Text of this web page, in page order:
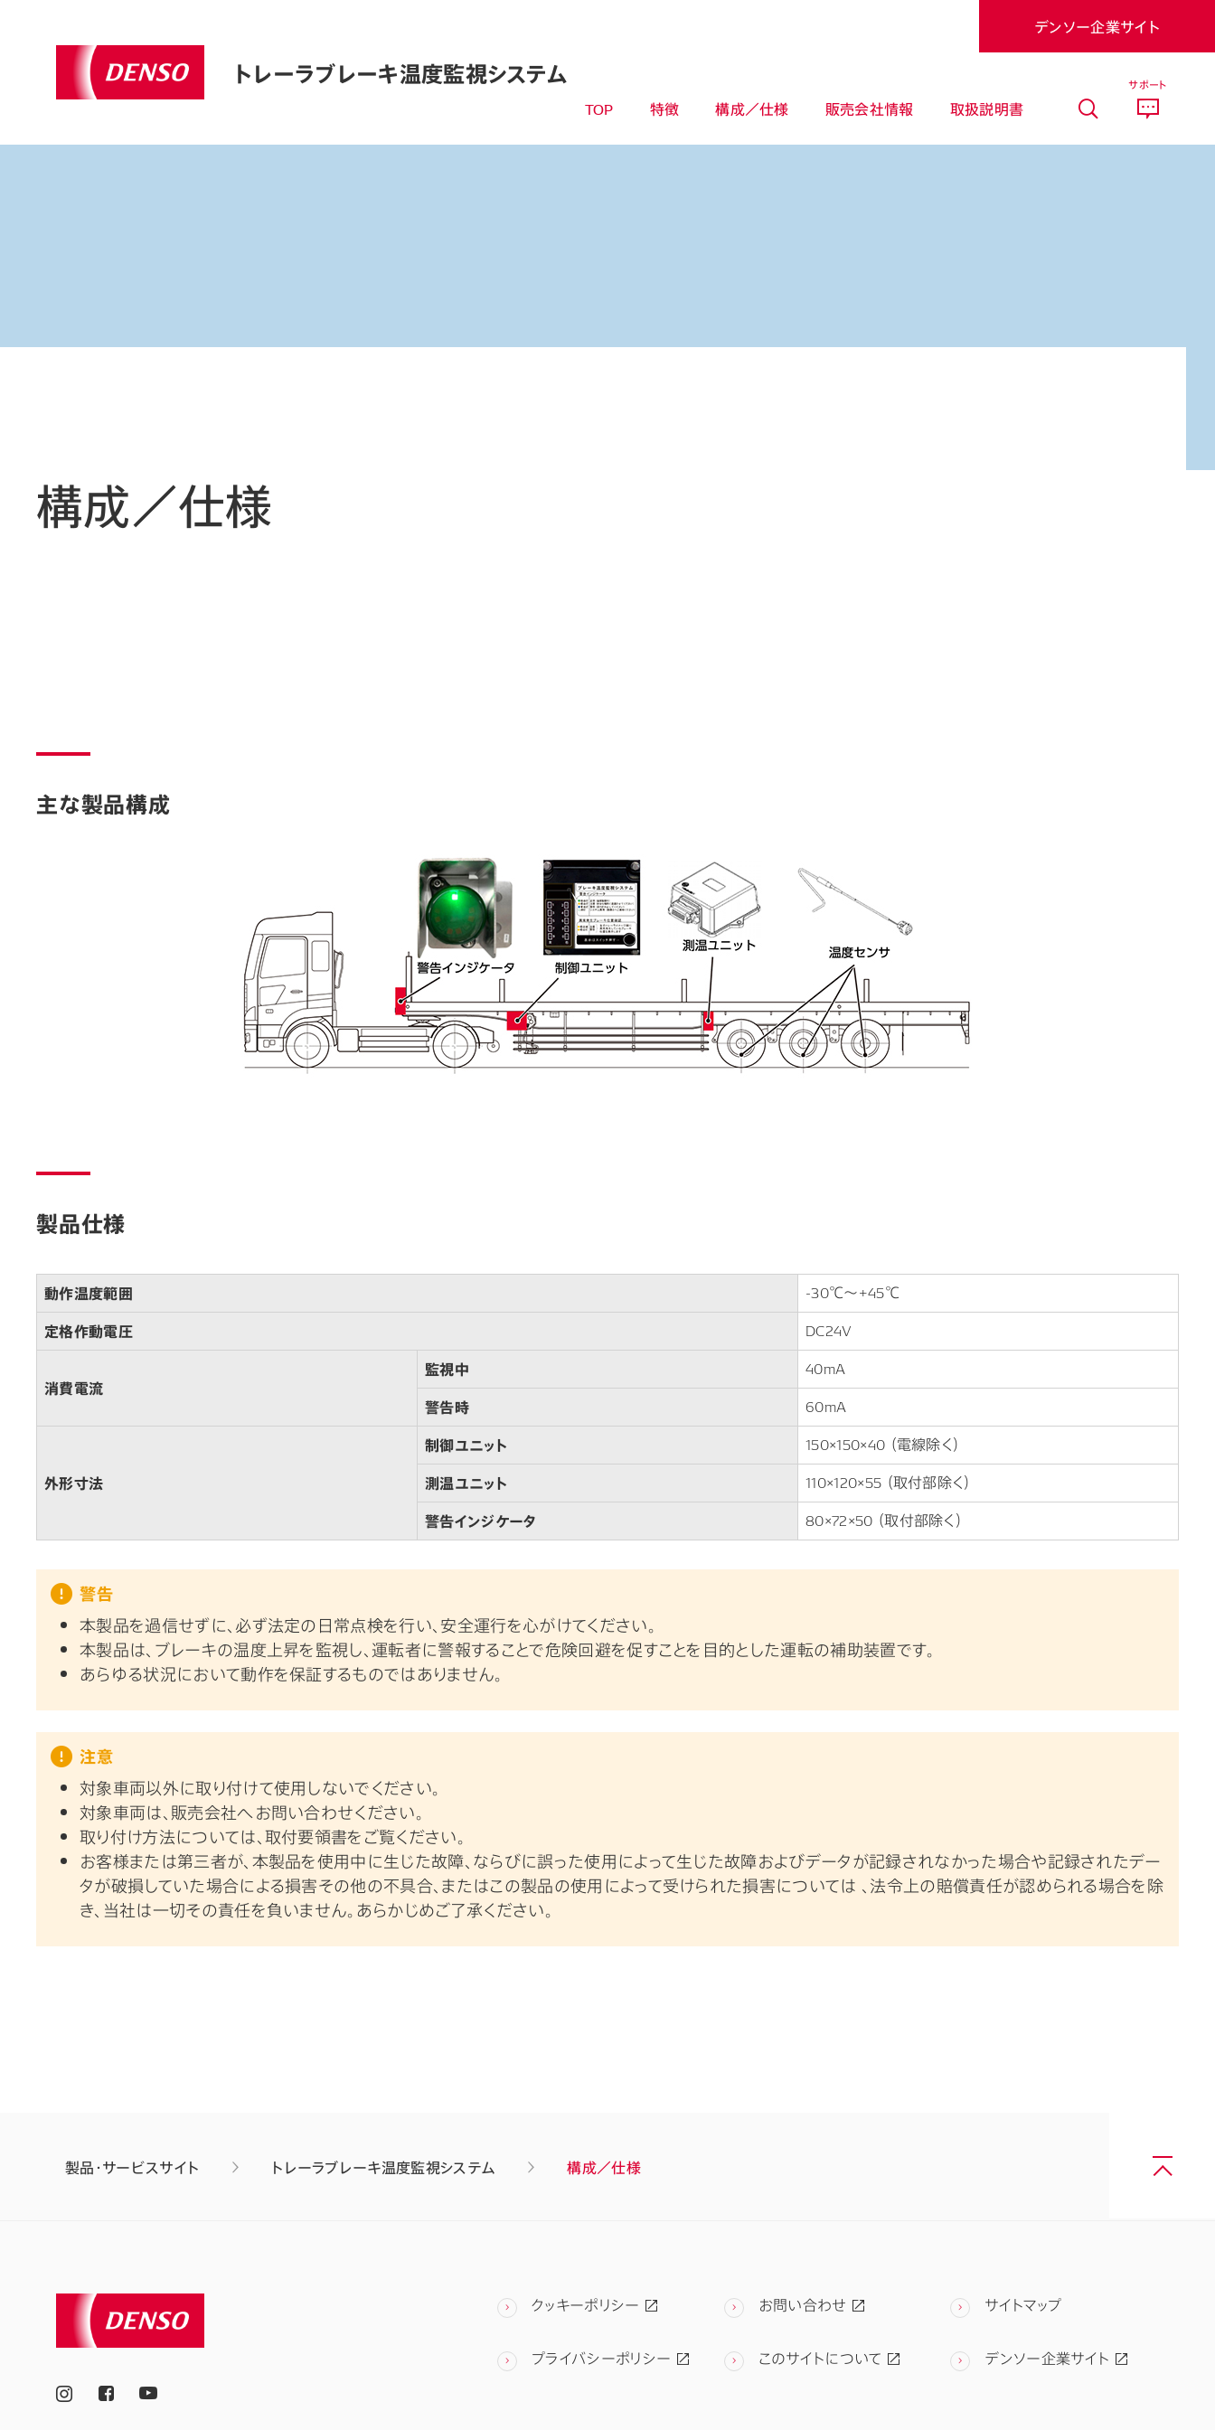
トレーラブレーキ温度監視システム
デンソー企業サイト
TOP 特徴 構成／仕様 販売会社情報 取扱説明書
サポート
構成／仕様
主な製品構成
製品仕様
動作温度範囲 -30℃～+45℃
定格作動電圧 DC24V
消費電流
監視中 40mA
警告時 60mA
外形寸法
制御ユニット 150×150×40 （電線除く）
測温ユニット 110×120×55 （取付部除く）
警告インジケータ 80×72×50 （取付部除く）
警告
本製品を過信せずに、必ず法定の日常点検を行い、安全運行を心がけてください。
本製品は、ブレーキの温度上昇を監視し、運転者に警報することで危険回避を促すことを目的とした運転の補助装置です。
あらゆる状況において動作を保証するものではありません。
注意
対象車両以外に取り付けて使用しないでください。
対象車両は、販売会社へお問い合わせください。
取り付け方法については、取付要領書をご覧ください。
お客様または第三者が、本製品を使用中に生じた故障、ならびに誤った使用によって生じた故障およびデータが記録されなかった場合や記録されたデー
タが破損していた場合による損害その他の不具合、またはこの製品の使用によって受けられた損害については 、法令上の賠償責任が認められる場合を除
き、当社は一切その責任を負いません。あらかじめご了承ください。
製品・サービスサイト トレーラブレーキ温度監視システム 構成／仕様
クッキーポリシー お問い合わせ サイトマップ
プライバシーポリシー このサイトについて デンソー企業サイト